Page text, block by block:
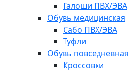
Галоши ПВХ/ЭВА
Обувь медицинская
Сабо ПВХ/ЭВА
Туфли
Обувь повседневная
Кроссовки